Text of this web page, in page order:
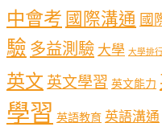
中會考 國際溝通 國
驗 多益測驗 大學 大學排
英文 英文學習 英文能力
學習 英語教育 英語溝通